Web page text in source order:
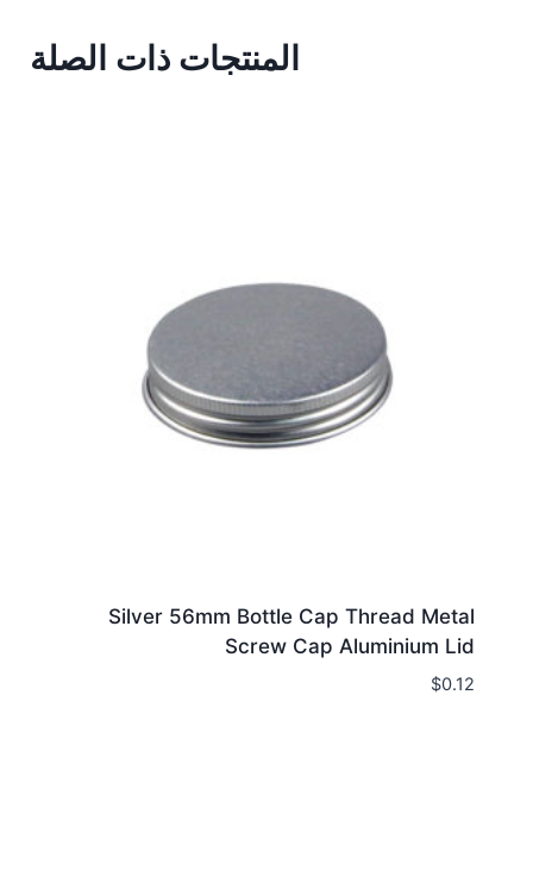
المنتجات ذات الصلة
Silver 56mm Bottle Cap Thread Metal
Screw Cap Aluminium Lid
$0.12